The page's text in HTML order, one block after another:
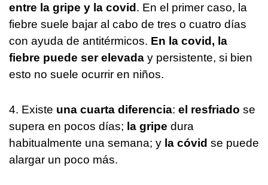
entre la gripe y la covid . En el primer caso, la
fiebre suele bajar al cabo de tres o cuatro días
con ayuda de antitérmicos. En la covid, la
fiebre puede ser elevada y persistente, si bien
esto no suele ocurrir en niños.
4. Existe una cuarta diferencia: el resfriado se
supera en pocos días; la gripe dura
habitualmente una semana; y la cóvid se puede
alargar un poco más.